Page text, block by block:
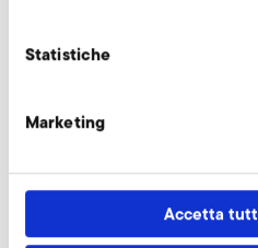
Statistiche
Marketing
Accetta
AirKnife